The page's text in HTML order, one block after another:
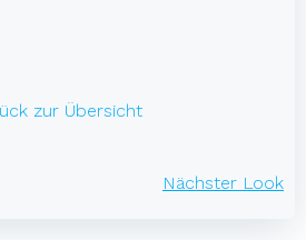
zur Übersicht
Nächster Look